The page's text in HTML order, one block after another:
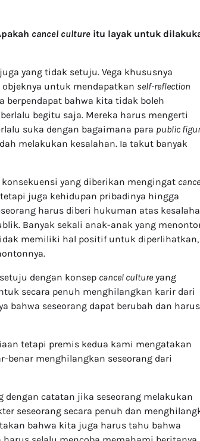
cancel culture itu layak untuk
yang tidak setuju. Vega khususnya
untuk mendapatkan self-reflection
berpendapat bahwa kita tidak boleh
begitu saja. Mereka harus mengerti
suka dengan bagaimana para public
melakukan kesalahan. Ia takut banyak
yang diberikan mengingat
juga kehidupan pribadinya hingga
harus diberi hukuman atas
Banyak sekali anak-anak yang
memiliki hal positif untuk diperlihatkan,
dengan konsep cancel culture yang
secara penuh menghilangkan karir dari
bahwa seseorang dapat berubah dan harus
tetapi premis kedua kami mengatakan
benar menghilangkan seseorang dari
dengan catatan jika seseorang melakukan
seseorang secara penuh dan
bahwa kita juga harus tahu bahwa